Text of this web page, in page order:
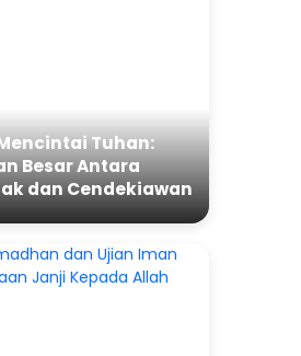
Tuhan:
Besar Antara
dan Cendekiawan